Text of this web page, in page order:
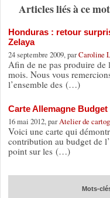
Articles liés à ce
Honduras : retour
Zelaya
24 septembre 2009, parCaroline
Afin de ne pas produire de
mois. Nous vous
l’ensemble des (…)
Carte Allemagne Budget
16 mai 2012, parAtelier de
Voici une carte qui
contribution au budget de
point sur les (…)
Mots-